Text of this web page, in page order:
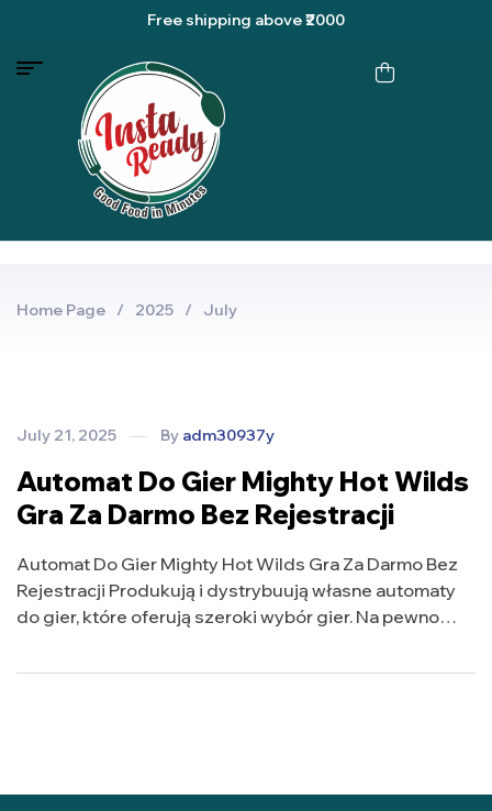
Free shipping above₹2000
Home Page / 2025 / July
July 21, 2025 By adm30937y
Automat Do Gier Mighty Hot Wilds
Gra Za Darmo Bez Rejestracji
Automat Do Gier Mighty Hot Wilds Gra Za Darmo Bez
Rejestracji Produkują i dystrybuują własne automaty
do gier, które oferują szeroki wybór gier. Na pewno
bonusy i promocje. Jednoręki bandyta online – jakie są